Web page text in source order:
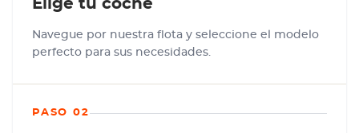
Elige tu coche
Navegue por nuestra flota y seleccione el modelo
perfecto para sus necesidades.
PASO 02